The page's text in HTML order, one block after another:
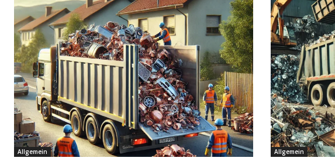
Allgemein Allgemein